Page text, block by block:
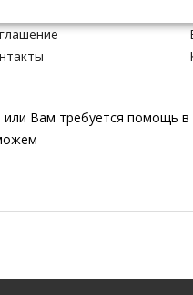
Вам требуется помощь в